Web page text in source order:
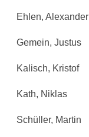
Ehlen, Alexander
Gemein, Justus
Kalisch, Kristof
Kath, Niklas
Schüller, Martin